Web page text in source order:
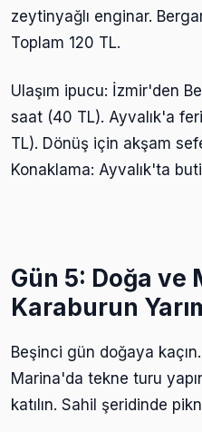
zeytinyağlı enginar.
Toplam 120 TL.
Ulaşım ipucu: İzmir'den
saat (40 TL). Ayvalık'a
TL). Dönüş için akşam
Konaklama: Ayvalık'ta
Gün 5: Doğa ve
Karaburun
Beşinci gün doğaya
Marina'da tekne turu
katılın. Sahil şeridinde